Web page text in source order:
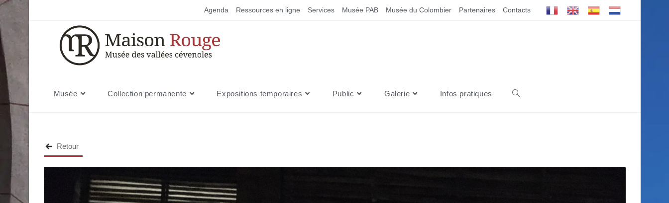
Skip
Agenda Ressources en ligne Services Musée PAB Musée du Colombier Partenaires Contacts
Musée Collection permanente Expositions temporaires Public Galerie Infos pratiques Toggle
search
Retour